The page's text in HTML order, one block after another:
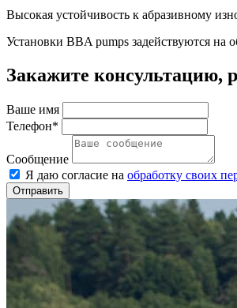
Высокая устойчивость к абразивному
Установки BBA pumps задействуются на
Закажите консультацию,
Ваше имя
Телефон*
Сообщение
Я даю согласие на обработку своих
Отправить